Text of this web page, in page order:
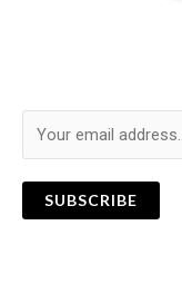
SUBSCRIBE